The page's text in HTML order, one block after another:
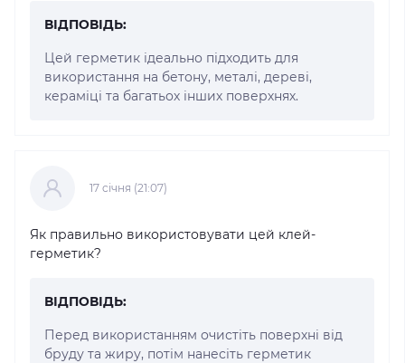
ВІДПОВІДЬ:
Цей герметик ідеально підходить для
використання на бетону, металі, дереві,
кераміці та багатьох інших поверхнях.
17 cічня (21:07)
Як правильно використовувати цей клей-
герметик?
ВІДПОВІДЬ:
Перед використанням очистіть поверхні від
бруду та жиру, потім нанесіть герметик